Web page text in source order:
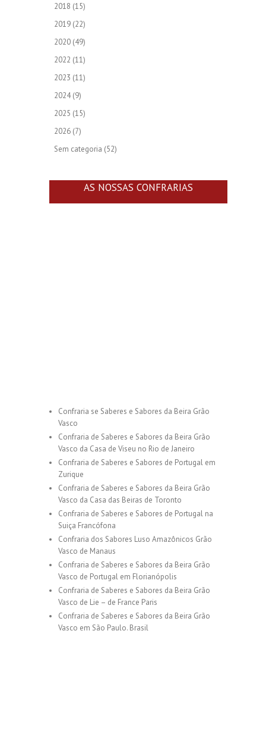
2018 (15)
2019 (22)
2020 (49)
2022 (11)
2023 (11)
2024(9)
2025 (15)
2026 (7)
Sem categoria (52)
AS NOSSAS CONFRARIAS
Confraria se Saberes e Sabores da Beira Grão
Vasco
Confraria de Saberes e Sabores da Beira Grão
Vasco da Casa de Viseu no Rio de Janeiro
Confraria de Saberes e Sabores de Portugal em
Zurique
Confraria de Saberes e Sabores da Beira Grão
Vasco da Casa das Beiras de Toronto
Confraria de Saberes e Sabores de Portugal na
Suiça Francófona
Confraria dos Sabores Luso Amazônicos Grão
Vasco de Manaus
Confraria de Saberes e Sabores da Beira Grão
Vasco de Portugal em Florianópolis
Confraria de Saberes e Sabores da Beira Grão
Vasco de Lie – de France Paris
Confraria de Saberes e Sabores da Beira Grão
Vasco em São Paulo. Brasil